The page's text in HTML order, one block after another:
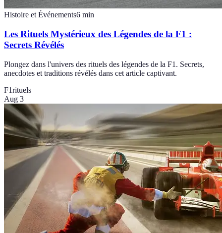
Histoire et Événements6 min
Les Rituels Mystérieux des Légendes de la F1 :
Secrets Révélés
Plongez dans l'univers des rituels des légendes de la F1. Secrets,
anecdotes et traditions révélés dans cet article captivant.
F1rituels
Aug 3